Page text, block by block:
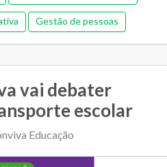
Gestão de pessoas
Memorial de gestão
Regime de colaboração
e escolas
vai debater
escolar
Educação